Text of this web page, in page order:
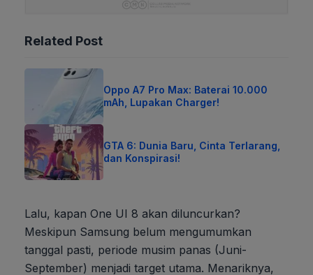
Related Post
Oppo A7 Pro Max: Baterai 10.000
mAh, Lupakan Charger!
GTA 6: Dunia Baru, Cinta Terlarang,
dan Konspirasi!
Lalu, kapan One UI 8 akan diluncurkan?
Meskipun Samsung belum mengumumkan
tanggal pasti, periode musim panas (Juni-
September) menjadi target utama. Menariknya,